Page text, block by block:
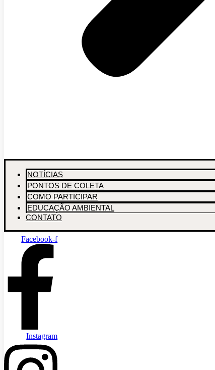
NOTÍCIAS
PONTOS DE COLETA
COMO PARTICIPAR
EDUCAÇÃO AMBIENTAL
CONTATO
Facebook-f
Instagram